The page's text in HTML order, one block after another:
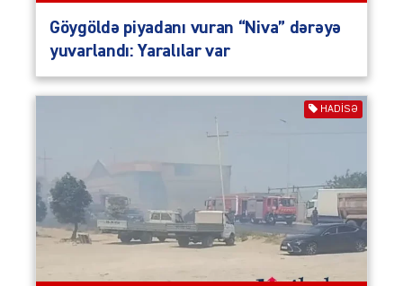
Göygöldə piyadanı vuran “Niva” dərəyə
yuvarlandı: Yaralılar var
HADISƏ